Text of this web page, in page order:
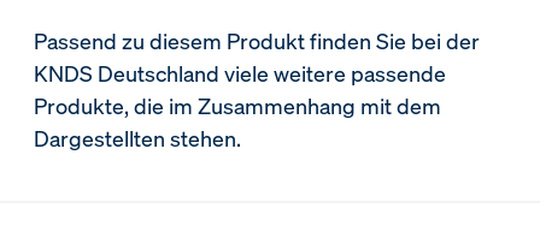
Passend zu diesem Produkt finden Sie bei der
KNDS Deutschland viele weitere passende
Produkte, die im Zusammenhang mit dem
Dargestellten stehen.